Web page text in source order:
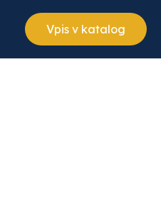
Vpis v katalog